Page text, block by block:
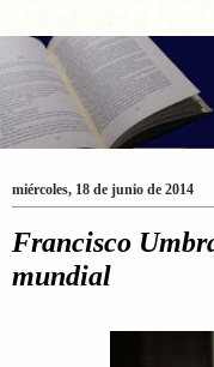
miércoles, 18 de junio de 2014
Francisco
mundial